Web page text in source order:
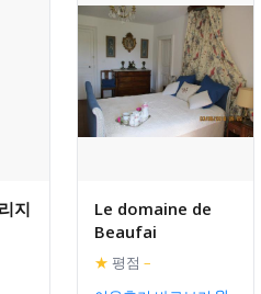
지
Le domaine de
Beaufai
★ 평점 –